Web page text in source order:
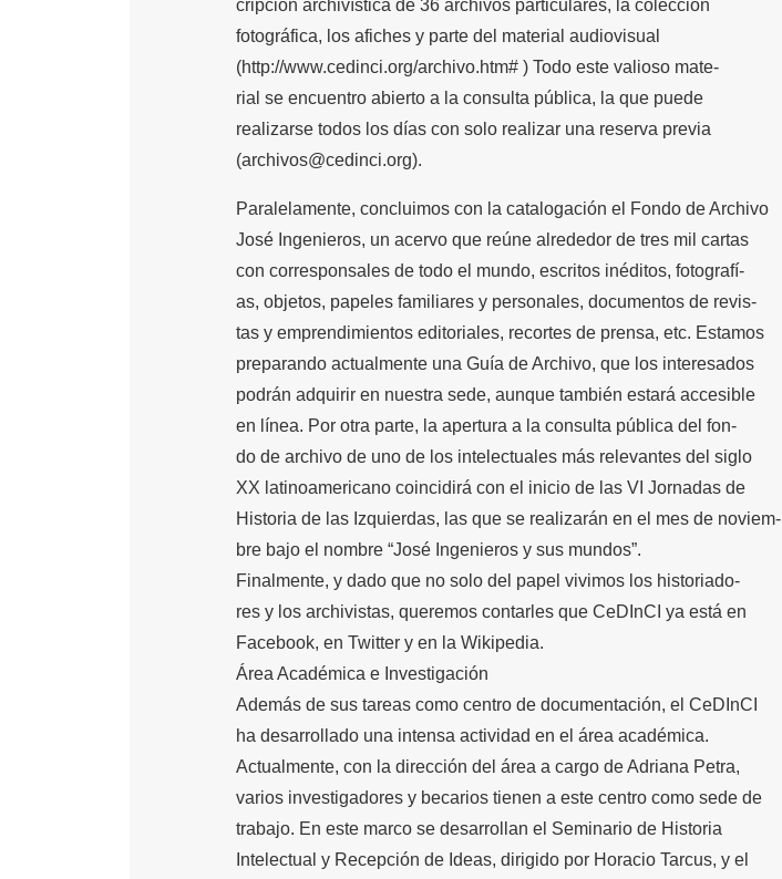
cripción archivística de 36 archivos particulares, la colección
fotográfica, los afiches y parte del material audiovisual
(http://www.cedinci.org/archivo.htm# ) Todo este valioso mate-
rial se encuentro abierto a la consulta pública, la que puede
realizarse todos los días con solo realizar una reserva previa
(archivos@cedinci.org).
Paralelamente, concluimos con la catalogación el Fondo de Archivo
José Ingenieros, un acervo que reúne alrededor de tres mil cartas
con corresponsales de todo el mundo, escritos inéditos, fotografí-
as, objetos, papeles familiares y personales, documentos de revis-
tas y emprendimientos editoriales, recortes de prensa, etc. Estamos
preparando actualmente una Guía de Archivo, que los interesados
podrán adquirir en nuestra sede, aunque también estará accesible
en línea. Por otra parte, la apertura a la consulta pública del fon-
do de archivo de uno de los intelectuales más relevantes del siglo
XX latinoamericano coincidirá con el inicio de las VI Jornadas de
Historia de las Izquierdas, las que se realizarán en el mes de noviem-
bre bajo el nombre “José Ingenieros y sus mundos”.
Finalmente, y dado que no solo del papel vivimos los historiado-
res y los archivistas, queremos contarles que CeDInCI ya está en
Facebook, en Twitter y en la Wikipedia.
Área Académica e Investigación
Además de sus tareas como centro de documentación, el CeDInCI
ha desarrollado una intensa actividad en el área académica.
Actualmente, con la dirección del área a cargo de Adriana Petra,
varios investigadores y becarios tienen a este centro como sede de
trabajo. En este marco se desarrollan el Seminario de Historia
Intelectual y Recepción de Ideas, dirigido por Horacio Tarcus, y el